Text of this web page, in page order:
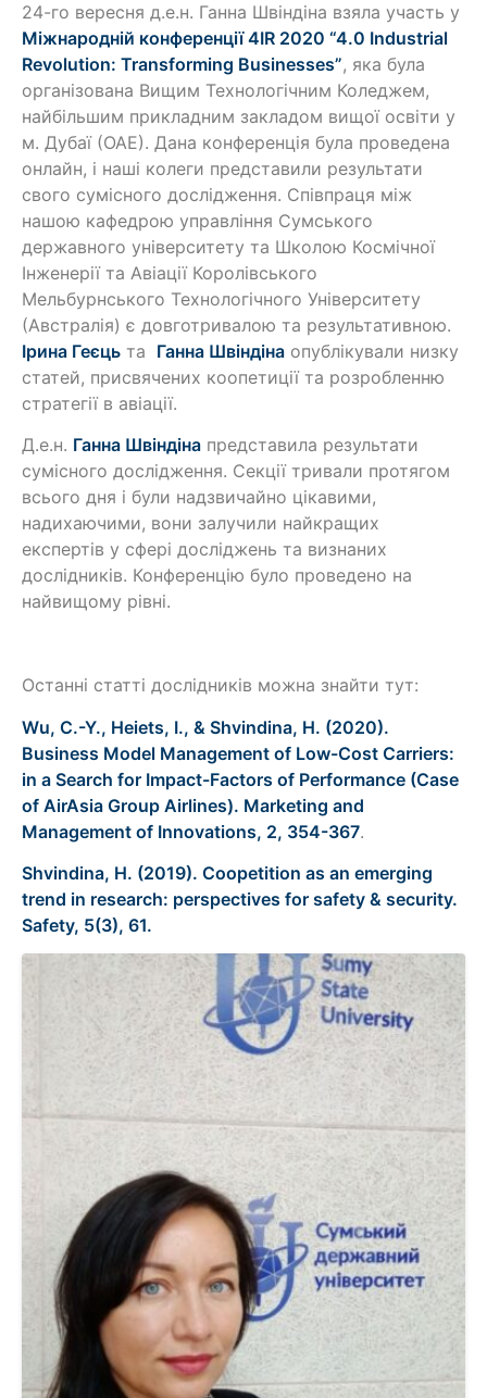
24-го вересня д.е.н. Ганна Швіндіна взяла участь у
Міжнародній конференції 4IR 2020 “4.0 Industrial
Revolution: Transforming Businesses”, яка була
організована Вищим Технологічним Коледжем,
найбільшим прикладним закладом вищої освіти у
м. Дубаї (ОАЕ). Дана конференція була проведена
онлайн, і наші колеги представили результати
свого сумісного дослідження. Співпраця між
нашою кафедрою управління Сумського
державного університету та Школою Космічної
Інженерії та Авіації Королівського
Мельбурнського Технологічного Університету
(Австралія) є довготривалою та результативною.
Ірина Геєць та Ганна Швіндіна опублікували низку
статей, присвячених коопетиції та розробленню
стратегії в авіації.
Д.е.н. Ганна Швіндіна представила результати
сумісного дослідження. Секції тривали протягом
всього дня і були надзвичайно цікавими,
надихаючими, вони залучили найкращих
експертів у сфері досліджень та визнаних
дослідників. Конференцію було проведено на
найвищому рівні.
Останні статті дослідників можна знайти тут:
Wu, C.-Y., Heiets, I., & Shvindina, H. (2020).
Business Model Management of Low-Cost Carriers:
in a Search for Impact-Factors of Performance (Case
of AirAsia Group Airlines). Marketing and
Management of Innovations, 2, 354-367.
Shvindina, H. (2019). Coopetition as an emerging
trend in research: perspectives for safety & security.
Safety, 5(3), 61.